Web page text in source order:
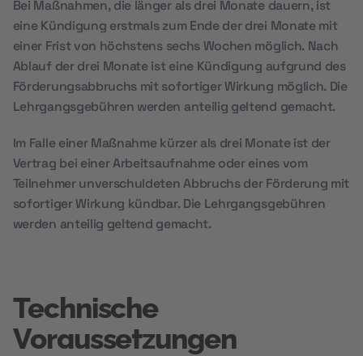
Bei Maßnahmen, die länger als drei Monate dauern, ist
eine Kündigung erstmals zum Ende der drei Monate mit
einer Frist von höchstens sechs Wochen möglich. Nach
Ablauf der drei Monate ist eine Kündigung aufgrund des
Förderungsabbruchs mit sofortiger Wirkung möglich. Die
Lehrgangsgebühren werden anteilig geltend gemacht.
Im Falle einer Maßnahme kürzer als drei Monate ist der
Vertrag bei einer Arbeitsaufnahme oder eines vom
Teilnehmer unverschuldeten Abbruchs der Förderung mit
sofortiger Wirkung kündbar. Die Lehrgangsgebühren
werden anteilig geltend gemacht.
Technische
Voraussetzungen